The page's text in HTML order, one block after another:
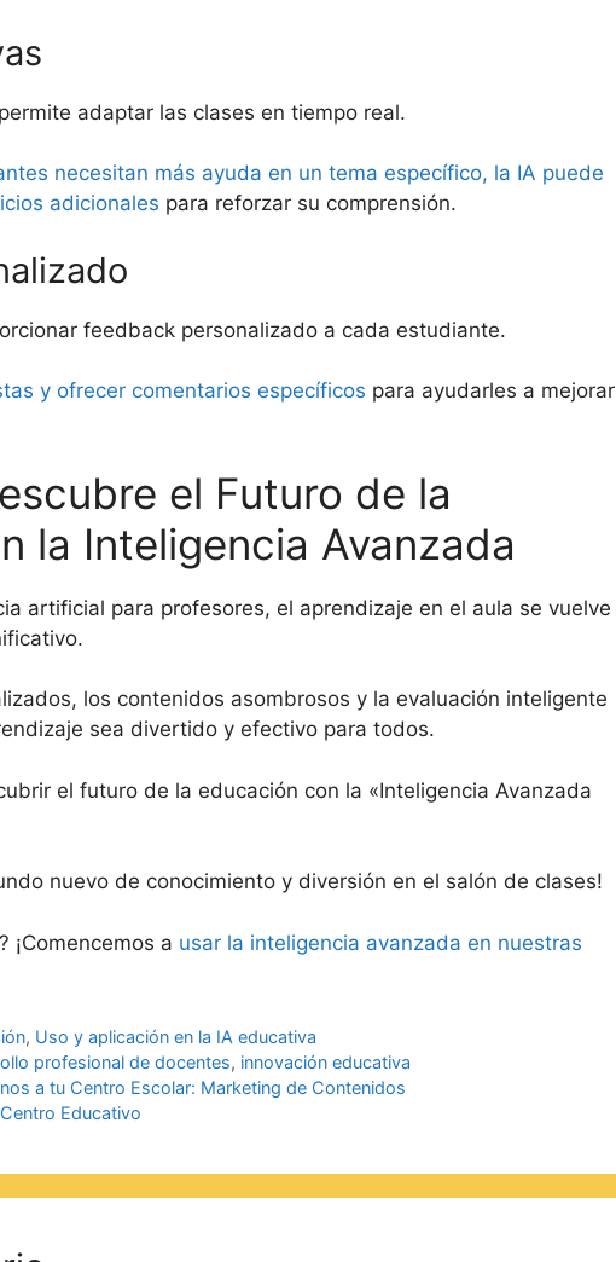
adaptar las clases en tiempo real.
necesitan más ayuda en un tema específico, la IA puede
adicionales para reforzar su comprensión.
feedback personalizado a cada estudiante.
y ofrecer comentarios específicos para ayudarles a mejorar
el Futuro de la
la Inteligencia Avanzada
artificial para profesores, el aprendizaje en el aula se vuelve
los contenidos asombrosos y la evaluación inteligente
sea divertido y efectivo para todos.
el futuro de la educación con la «Inteligencia Avanzada
nuevo de conocimiento y diversión en el salón de clases!
¡Comencemos a usar la inteligencia avanzada en nuestras
, Uso y aplicación en la IA educativa
profesional de docentes, innovación educativa
a tu Centro Escolar: Marketing de Contenidos
Educativo